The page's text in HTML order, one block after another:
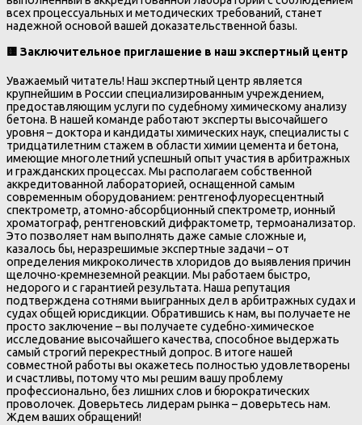
всех процессуальных и методических требований, станет
надежной основой вашей доказательственной базы.
🟨 Заключительное приглашение в наш экспертный центр
Уважаемый читатель! Наш экспертный центр является
крупнейшим в России специализированным учреждением,
предоставляющим услуги по судебному химическому анализу
бетона. В нашей команде работают эксперты высочайшего
уровня – доктора и кандидаты химических наук, специалисты с
тридцатилетним стажем в области химии цемента и бетона,
имеющие многолетний успешный опыт участия в арбитражных
и гражданских процессах. Мы располагаем собственной
аккредитованной лабораторией, оснащенной самым
современным оборудованием: рентгенофлуоресцентный
спектрометр, атомно-абсорбционный спектрометр, ионный
хроматограф, рентгеновский дифрактометр, термоанализатор.
Это позволяет нам выполнять даже самые сложные и,
казалось бы, неразрешимые экспертные задачи – от
определения микроколичеств хлоридов до выявления причин
щелочно-кремнеземной реакции. Мы работаем быстро,
недорого и с гарантией результата. Наша репутация
подтверждена сотнями выигранных дел в арбитражных судах и
судах общей юрисдикции. Обратившись к нам, вы получаете не
просто заключение – вы получаете судебно-химическое
исследование высочайшего качества, способное выдержать
самый строгий перекрестный допрос. В итоге нашей
совместной работы вы окажетесь полностью удовлетворены
и счастливы, потому что мы решим вашу проблему
профессионально, без лишних слов и бюрократических
проволочек. Доверьтесь лидерам рынка – доверьтесь нам.
Ждем ваших обращений!